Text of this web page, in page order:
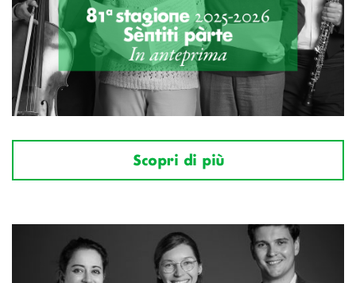
Scopri di più